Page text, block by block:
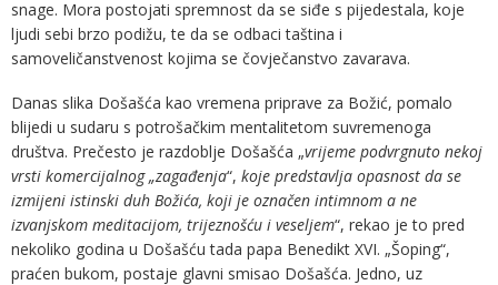
snage. Mora postojati spremnost da se siđe s pijedestala, koje
ljudi sebi brzo podižu, te da se odbaci taština i
samoveličanstvenost kojima se čovječanstvo zavarava.
Danas slika Došašća kao vremena priprave za Božić, pomalo
blijedi u sudaru s potrošačkim mentalitetom suvremenoga
društva. Prečesto je razdoblje Došašća „vrijeme podvrgnuto nekoj
vrsti komercijalnog „zagađenja“, koje predstavlja opasnost da se
izmijeni istinski duh Božića, koji je označen intimnom a ne
izvanjskom meditacijom, trijeznošću i veseljem“, rekao je to pred
nekoliko godina u Došašću tada papa Benedikt XVI. „Šoping“,
praćen bukom, postaje glavni smisao Došašća. Jedno, uz